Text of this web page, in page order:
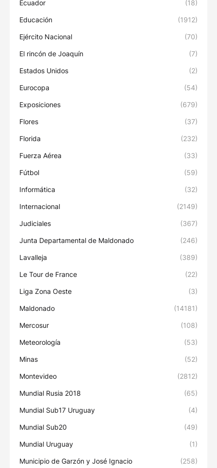
Ecuador (18)
Educación (1912)
Ejército Nacional (70)
El rincón de Joaquín (7)
Estados Unidos (2)
Eurocopa (54)
Exposiciones (679)
Flores (37)
Florida (232)
Fuerza Aérea (33)
Fútbol (59)
Informática (32)
Internacional (2149)
Judiciales (367)
Junta Departamental de Maldonado (246)
Lavalleja (389)
Le Tour de France (22)
Liga Zona Oeste (3)
Maldonado (14181)
Mercosur (108)
Meteorología (53)
Minas (52)
Montevideo (2812)
Mundial Rusia 2018 (65)
Mundial Sub17 Uruguay (4)
Mundial Sub20 (49)
Mundial Uruguay (1)
Municipio de Garzón y José Ignacio (258)